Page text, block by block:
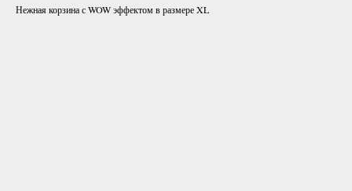
Нежная корзина с WOW эффектом в размере XL